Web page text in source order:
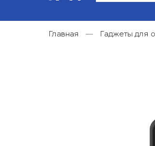
Главная Гаджеты для